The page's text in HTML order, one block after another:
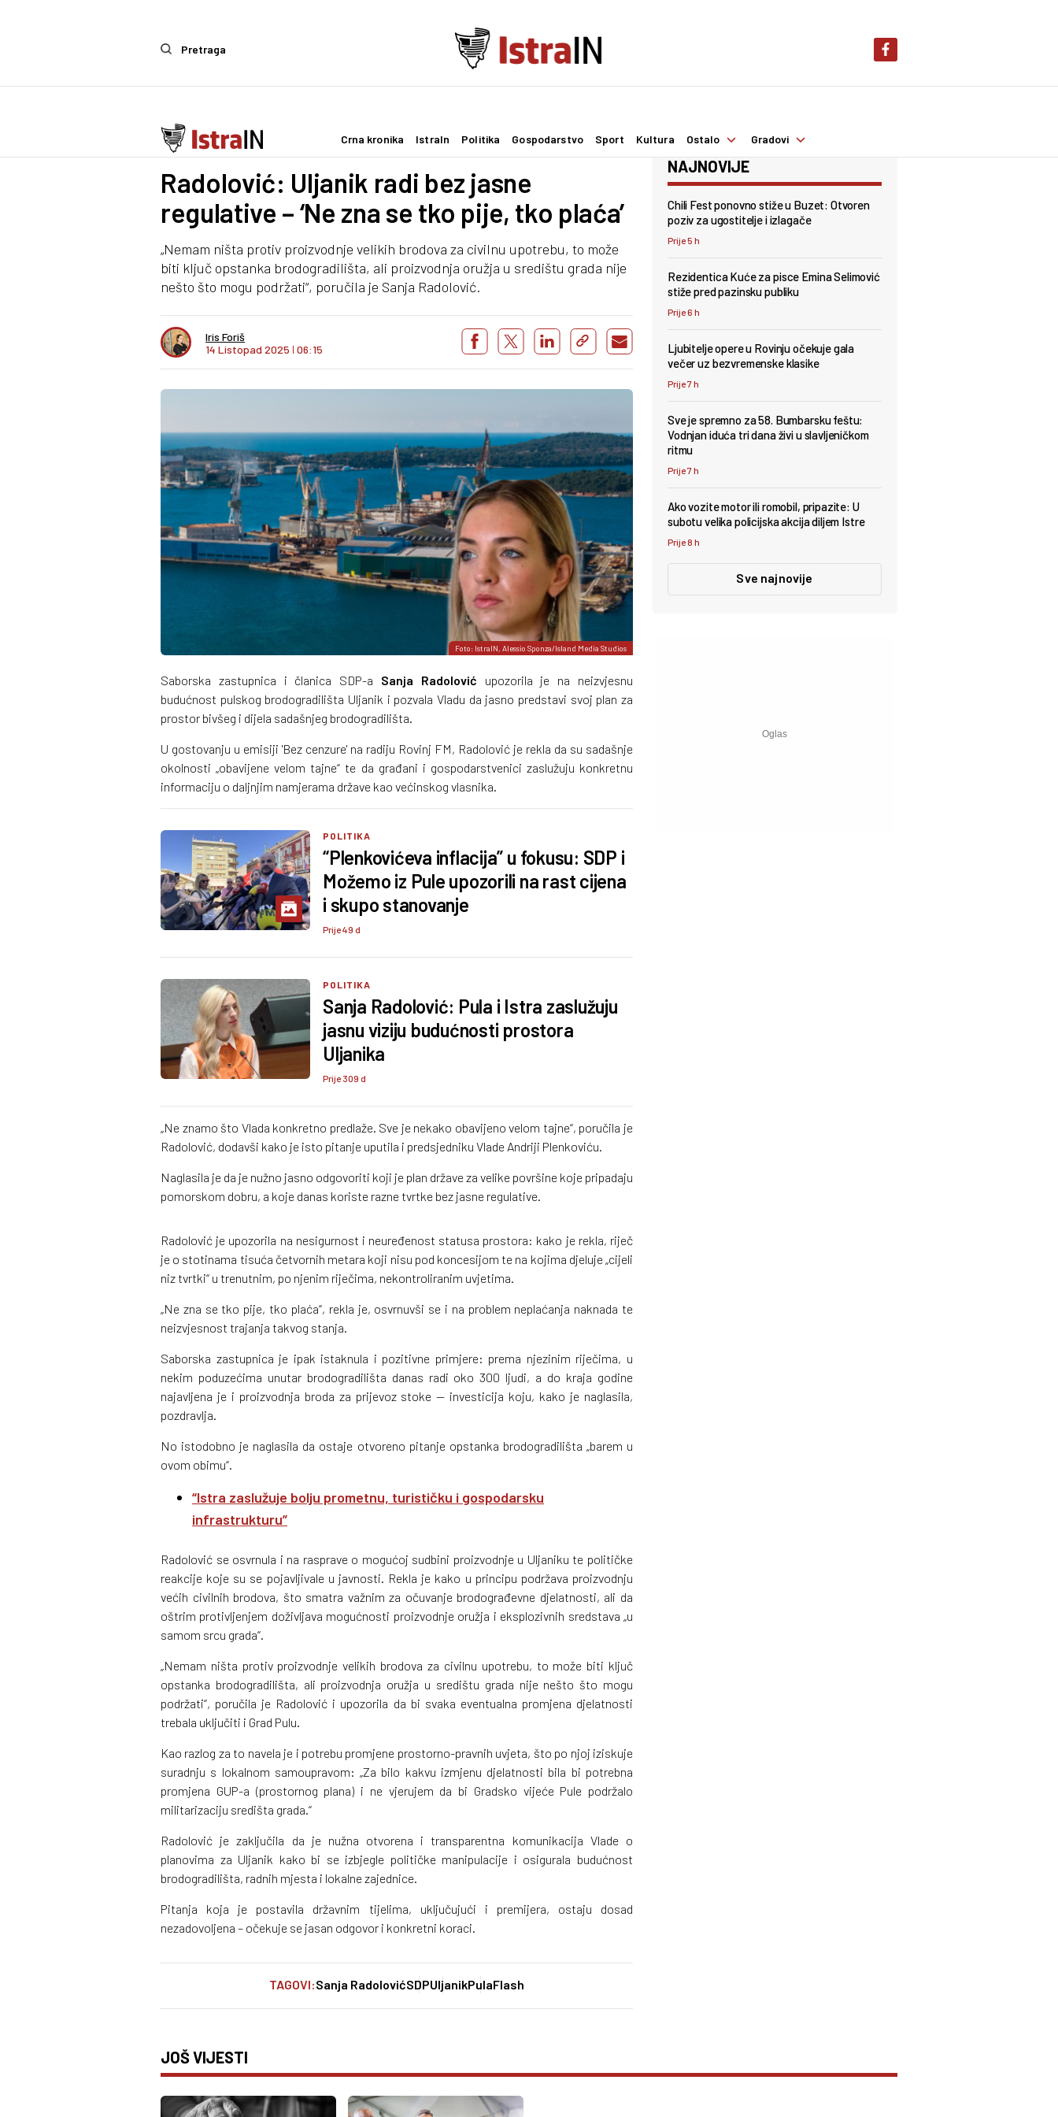
Pretraga
Crna kronika IstraIn Politika Gospodarstvo Sport Kultura Ostalo Gradovi
Politika
Radolović: Uljanik radi bez jasne
regulative – ‘Ne zna se tko pije, tko plaća’
„Nemam ništa protiv proizvodnje velikih brodova za civilnu upotrebu, to može
biti ključ opstanka brodogradilišta, ali proizvodnja oružja u središtu grada nije
nešto što mogu podržati“, poručila je Sanja Radolović.
Iris Foriš
14 Listopad 2025 I 06:15
Foto: IstraIN, Alessio Sponza/Island Media Studios
Saborska zastupnica i članica SDP-a Sanja Radolović upozorila je na neizvjesnu
budućnost pulskog brodogradilišta Uljanik i pozvala Vladu da jasno predstavi svoj plan za
prostor bivšeg i dijela sadašnjeg brodogradilišta.
U gostovanju u emisiji 'Bez cenzure' na radiju Rovinj FM, Radolović je rekla da su sadašnje
okolnosti „obavijene velom tajne“ te da građani i gospodarstvenici zaslužuju konkretnu
informaciju o daljnjim namjerama države kao većinskog vlasnika.
POLITIKA
“Plenkovićeva inflacija” u fokusu: SDP i
Možemo iz Pule upozorili na rast cijena
i skupo stanovanje
Prije 49 d
POLITIKA
Sanja Radolović: Pula i Istra zaslužuju
jasnu viziju budućnosti prostora
Uljanika
Prije 309 d
„Ne znamo što Vlada konkretno predlaže. Sve je nekako obavijeno velom tajne“, poručila je
Radolović, dodavši kako je isto pitanje uputila i predsjedniku Vlade Andriji Plenkoviću.
Naglasila je da je nužno jasno odgovoriti koji je plan države za velike površine koje pripadaju
pomorskom dobru, a koje danas koriste razne tvrtke bez jasne regulative.
Radolović je upozorila na nesigurnost i neuređenost statusa prostora: kako je rekla, riječ
je o stotinama tisuća četvornih metara koji nisu pod koncesijom te na kojima djeluje „cijeli
niz tvrtki“ u trenutnim, po njenim riječima, nekontroliranim uvjetima.
„Ne zna se tko pije, tko plaća“, rekla je, osvrnuvši se i na problem neplaćanja naknada te
neizvjesnost trajanja takvog stanja.
Saborska zastupnica je ipak istaknula i pozitivne primjere: prema njezinim riječima, u
nekim poduzećima unutar brodogradilišta danas radi oko 300 ljudi, a do kraja godine
najavljena je i proizvodnja broda za prijevoz stoke — investicija koju, kako je naglasila,
pozdravlja.
No istodobno je naglasila da ostaje otvoreno pitanje opstanka brodogradilišta „barem u
ovom obimu“.
“Istra zaslužuje bolju prometnu, turističku i gospodarsku
infrastrukturu”
Radolović se osvrnula i na rasprave o mogućoj sudbini proizvodnje u Uljaniku te političke
reakcije koje su se pojavljivale u javnosti. Rekla je kako u principu podržava proizvodnju
većih civilnih brodova, što smatra važnim za očuvanje brodograđevne djelatnosti, ali da
oštrim protivljenjem doživljava mogućnosti proizvodnje oružja i eksplozivnih sredstava „u
samom srcu grada“.
„Nemam ništa protiv proizvodnje velikih brodova za civilnu upotrebu, to može biti ključ
opstanka brodogradilišta, ali proizvodnja oružja u središtu grada nije nešto što mogu
podržati“, poručila je Radolović i upozorila da bi svaka eventualna promjena djelatnosti
trebala uključiti i Grad Pulu.
Kao razlog za to navela je i potrebu promjene prostorno-pravnih uvjeta, što po njoj iziskuje
suradnju s lokalnom samoupravom: „Za bilo kakvu izmjenu djelatnosti bila bi potrebna
promjena GUP-a (prostornog plana) i ne vjerujem da bi Gradsko vijeće Pule podržalo
militarizaciju središta grada.“
Radolović je zaključila da je nužna otvorena i transparentna komunikacija Vlade o
planovima za Uljanik kako bi se izbjegle političke manipulacije i osigurala budućnost
brodogradilišta, radnih mjesta i lokalne zajednice.
Pitanja koja je postavila državnim tijelima, uključujući i premijera, ostaju dosad
nezadovoljena – očekuje se jasan odgovor i konkretni koraci.
TAGOVI:Sanja RadolovićSDPUljanikPulaFlash
NAJNOVIJE
Chili Fest ponovno stiže u Buzet: Otvoren
poziv za ugostitelje i izlagače
Prije 5 h
Rezidentica Kuće za pisce Emina Selimović
stiže pred pazinsku publiku
Prije 6 h
Ljubitelje opere u Rovinju očekuje gala
večer uz bezvremenske klasike
Prije 7 h
Sve je spremno za 58. Bumbarsku feštu:
Vodnjan iduća tri dana živi u slavljeničkom
ritmu
Prije 7 h
Ako vozite motor ili romobil, pripazite: U
subotu velika policijska akcija diljem Istre
Prije 8 h
Sve najnovije
JOŠ VIJESTI